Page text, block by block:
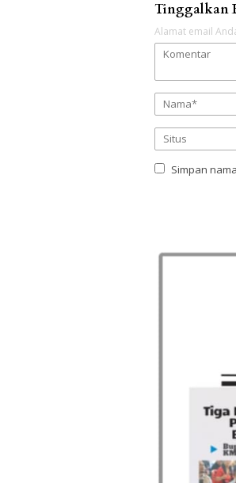
Tinggalkan
Alamat email
Simpan